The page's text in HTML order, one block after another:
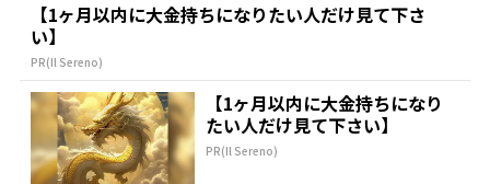
【1ヶ月以内に大金持ちになりたい人だけ見て下さ
い】
PR(Il Sereno)
【1ヶ月以内に大金持ちになり
たい人だけ見て下さい】
PR(Il Sereno)